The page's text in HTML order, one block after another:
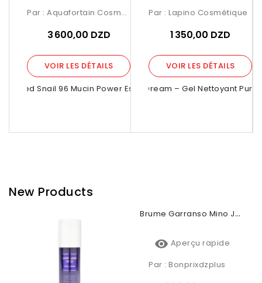
Snail 96 Mucin Power Essence...
Par : Aquafortain Cosmetics
3 600,00 DZD
VOIR LES DÉTAILS
Magic Dream – Gel Nettoyant Pure
Par : Lapino Cosmétique
1 350,00 DZD
VOIR LES DÉTAILS
New Products